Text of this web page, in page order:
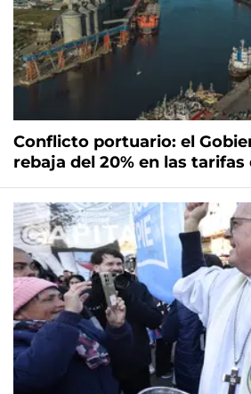
Conflicto portuario: el
rebaja del 20% en las